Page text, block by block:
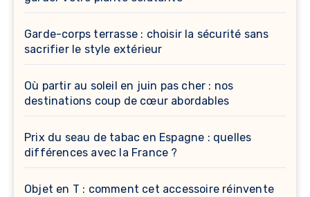
Garde-corps terrasse : choisir la sécurité sans
sacrifier le style extérieur
Où partir au soleil en juin pas cher : nos
destinations coup de cœur abordables
Prix du seau de tabac en Espagne : quelles
différences avec la France ?
Objet en T : comment cet accessoire réinvente